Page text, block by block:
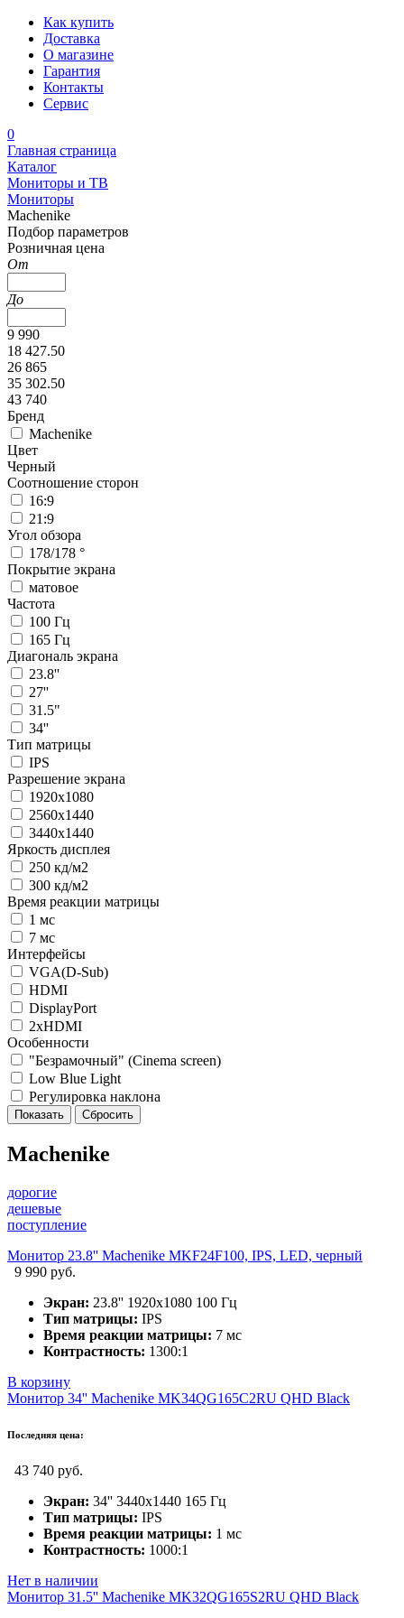
Как купить
Доставка
О магазине
Гарантия
Контакты
Сервис
0
Главная страница
Каталог
Мониторы и ТВ
Мониторы
Machenike
Подбор параметров
Розничная цена
От
До
9 990
18 427.50
26 865
35 302.50
43 740
Бренд
Machenike
Цвет
Черный
Соотношение сторон
16:9
21:9
Угол обзора
178/178 °
Покрытие экрана
матовое
Частота
100 Гц
165 Гц
Диагональ экрана
23.8''
27''
31.5"
34''
Тип матрицы
IPS
Разрешение экрана
1920х1080
2560x1440
3440x1440
Яркость дисплея
250 кд/м2
300 кд/м2
Время реакции матрицы
1 мс
7 мс
Интерфейсы
VGA(D-Sub)
HDMI
DisplayPort
2xHDMI
Особенности
"Безрамочный" (Сinema screen)
Low Blue Light
Регулировка наклона
Machenike
дорогие
дешевые
поступление
Монитор 23.8'' Machenike MKF24F100, IPS, LED, черный
9 990 руб.
Экран: 23.8'' 1920х1080 100 Гц
Тип матрицы: IPS
Время реакции матрицы: 7 мс
Контрастность: 1300:1
В корзину
Монитор 34'' Machenike MK34QG165C2RU QHD Black
Последняя цена:
43 740 руб.
Экран: 34'' 3440x1440 165 Гц
Тип матрицы: IPS
Время реакции матрицы: 1 мс
Контрастность: 1000:1
Нет в наличии
Монитор 31.5'' Machenike MK32QG165S2RU QHD Black